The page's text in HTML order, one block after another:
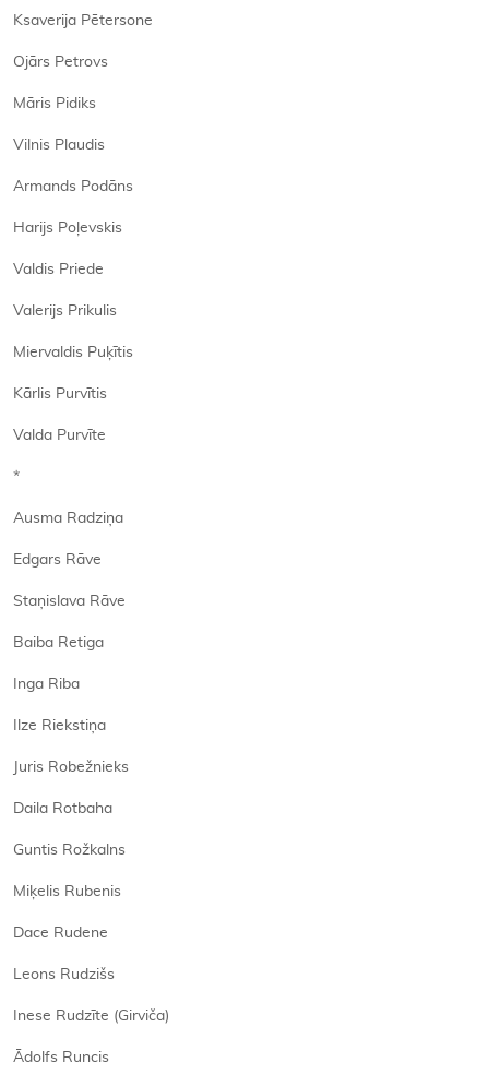
Ksaverija Pētersone
Ojārs Petrovs
Māris Pidiks
Vilnis Plaudis
Armands Podāns
Harijs Poļevskis
Valdis Priede
Valerijs Prikulis
Miervaldis Puķītis
Kārlis Purvītis
Valda Purvīte
*
Ausma Radziņa
Edgars Rāve
Staņislava Rāve
Baiba Retiga
Inga Riba
Ilze Riekstiņa
Juris Robežnieks
Daila Rotbaha
Guntis Rožkalns
Miķelis Rubenis
Dace Rudene
Leons Rudzišs
Inese Rudzīte (Girviča)
Ādolfs Runcis